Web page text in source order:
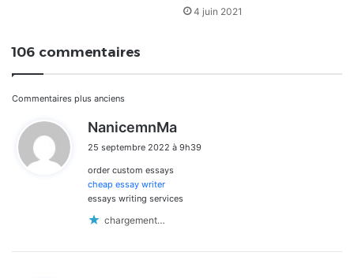
4 juin 2021
106 commentaires
Navigation
dans
les
commentaires
Commentaires plus anciens
NanicemnMa
25 septembre 2022 à 9h39
order custom essays
cheap essay writer
essays writing services
chargement…